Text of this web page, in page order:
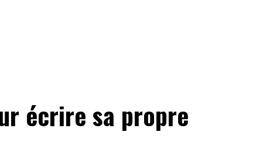
écrire sa propre